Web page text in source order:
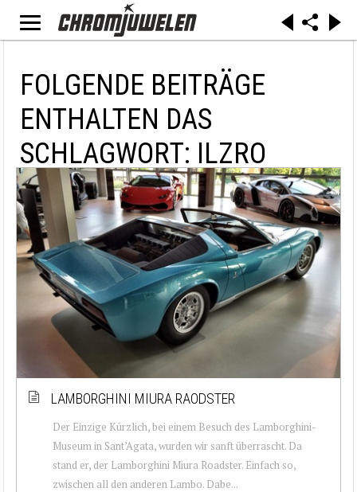
FOLGENDE BEITRÄGE
ENTHALTEN DAS
SCHLAGWORT: ILZRO
LAMBORGHINI MIURA RAODSTER
Der Einzige Kürzlich, bei einem Besuch des Lamborghini-
Museum in Sant’Agata, wurden wir sanft überrascht. Da
stand er, der Lamborghini Miura Roadster. Einfach so,
zwischen all den anderen Lambo. Dabe...